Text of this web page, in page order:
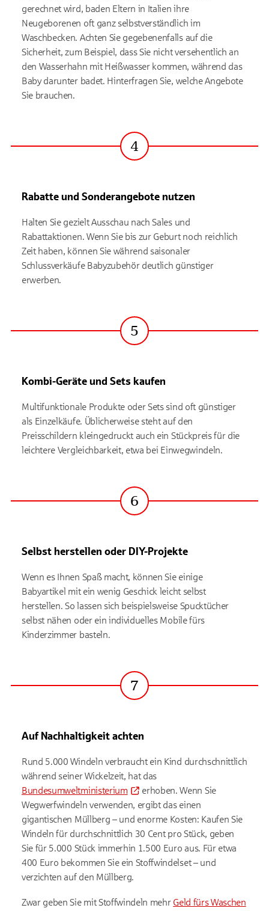
gerechnet wird, baden Eltern in Italien ihre
Neugeborenen oft ganz selbstverständlich im
Waschbecken. Achten Sie gegebenenfalls auf die
Sicherheit, zum Beispiel, dass Sie nicht versehentlich an
den Wasserhahn mit Heißwasser kommen, während das
Baby darunter badet. Hinterfragen Sie, welche Angebote
Sie brauchen.
Schritt
4
Rabatte und Sonderangebote nutzen
Halten Sie gezielt Ausschau nach Sales und
Rabattaktionen. Wenn Sie bis zur Geburt noch reichlich
Zeit haben, können Sie während saisonaler
Schlussverkäufe Babyzubehör deutlich günstiger
erwerben.
Schritt
5
Kombi-Geräte und Sets kaufen
Multifunktionale Produkte oder Sets sind oft günstiger
als Einzelkäufe. Üblicherweise steht auf den
Preisschildern kleingedruckt auch ein Stückpreis für die
leichtere Vergleichbarkeit, etwa bei Einwegwindeln.
Schritt
6
Selbst herstellen oder DIY-Projekte
Wenn es Ihnen Spaß macht, können Sie einige
Babyartikel mit ein wenig Geschick leicht selbst
herstellen. So lassen sich beispielsweise Spucktücher
selbst nähen oder ein individuelles Mobile fürs
Kinderzimmer basteln.
Schritt
7
Auf Nachhaltigkeit achten
Rund 5.000 Windeln verbraucht ein Kind durchschnittlich
während seiner Wickelzeit, hat das
Bundesumweltministerium
erhoben. Wenn Sie
Wegwerfwindeln verwenden, ergibt das einen
gigantischen Müllberg – und enorme Kosten: Kaufen Sie
Windeln für durchschnittlich 30 Cent pro Stück, geben
Sie für 5.000 Stück immerhin 1.500 Euro aus. Für etwa
400 Euro bekommen Sie ein Stoffwindelset – und
verzichten auf den Müllberg.
Zwar geben Sie mit Stoffwindeln mehr Geld fürs Waschen